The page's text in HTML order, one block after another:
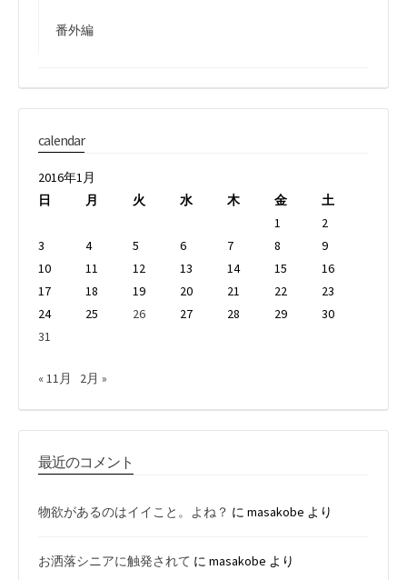
番外編
calendar
2016年1月
日
月 火 水 木 金
土
1
2
3
4 5 6 7 8
9
10
11 12 13 14 15
16
17
18 19 20 21 22
23
24
25 26 27 28 29
30
31
« 11月 2月 »
最近のコメント
物欲があるのはイイこと。よね？ に masakobe より
お洒落シニアに触発されて に masakobe より